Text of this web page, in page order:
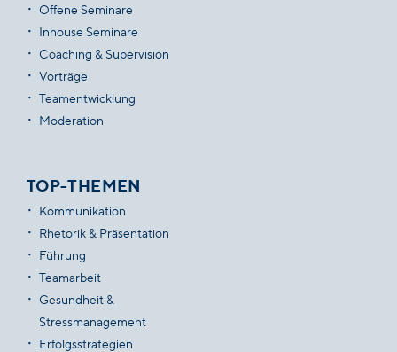
Offene Seminare
Inhouse Seminare
Coaching & Supervision
Vorträge
Teamentwicklung
Moderation
TOP-THEMEN
Kommunikation
Rhetorik & Präsentation
Führung
Teamarbeit
Gesundheit &
Stressmanagement
Erfolgsstrategien